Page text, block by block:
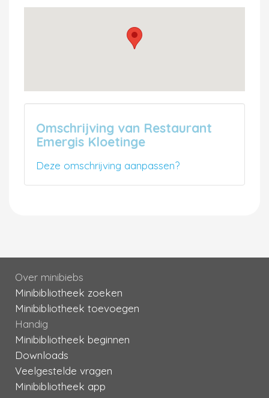
Omschrijving van Restaurant
Emergis Kloetinge
Deze omschrijving aanpassen?
Over minibiebs
Minibibliotheek zoeken
Minibibliotheek toevoegen
Handig
Minibibliotheek beginnen
Downloads
Veelgestelde vragen
Minibibliotheek app